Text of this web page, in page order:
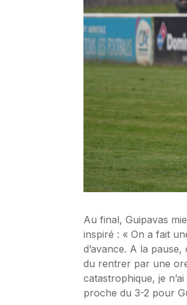
Au final, Guipavas
inspiré : « On a fait
d’avance. A la
du rentrer par une
catastrophique, je
proche du 3-2 pour